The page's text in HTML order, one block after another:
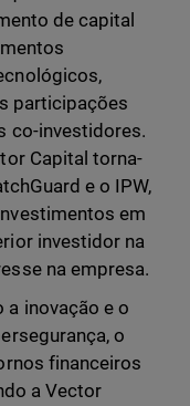
de capital
participações
co-investidores.
Capital torna-
e o IPW,
em
investidor na
na empresa.
a inovação e o
o
financeiros
a Vector